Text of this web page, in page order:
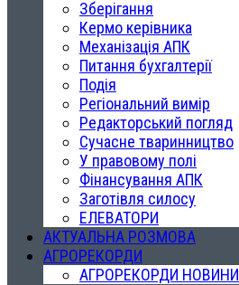
Зберігання
Кермо керівника
Механізація АПК
Питання бухгалтерії
Подія
Регіональний вимір
Редакторський погляд
Сучасне тваринництво
У правовому полі
Фінансування АПК
Заготівля силосу
ЕЛЕВАТОРИ
АКТУАЛЬНА РОЗМОВА
АГРОРЕКОРДИ
АГРОРЕКОРДИ НОВИНИ